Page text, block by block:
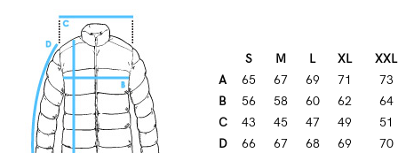
S М L XL
XXL
А
65 67 69 71
73
B
56 58 60 62
64
С
43 45 47 49
51
D
66 67 68 69 70